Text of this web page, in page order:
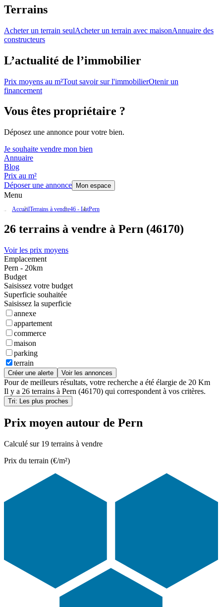
Terrains
Acheter un terrain seulAcheter un terrain avec maisonAnnuaire des
constructeurs
L’actualité de l’immobilier
Prix moyens au m²Tout savoir sur l'immobilierOtenir un
financement
Vous êtes propriétaire ?
Déposez une annonce pour votre bien.
Je souhaite vendre mon bien
Annuaire
Blog
Prix au m²
Déposer une annonce
Mon espace
Menu
AccueilTerrains à vendre46 - LotPern
26 terrains à vendre à Pern (46170)
Voir les prix moyens
Emplacement
Pern - 20km
Budget
Saisissez votre budget
Superficie souhaitée
Saisissez la superficie
annexe
appartement
commerce
maison
parking
terrain
Créer une alerte Voir les annonces
Pour de meilleurs résultats, votre recherche a été élargie de 20 Km
Il y a 26 terrains à Pern (46170) qui correspondent à vos critères.
Tri: Les plus proches
Prix moyen autour de Pern
Calculé sur 19 terrains à vendre
Prix du terrain (€/m²)